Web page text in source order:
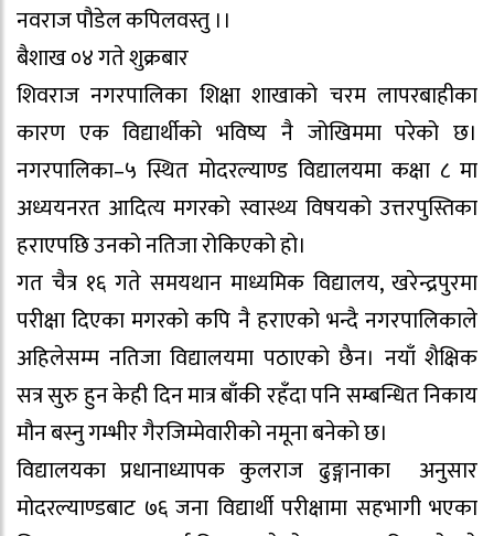
नवराज पौडेल कपिलवस्तु ।।
बैशाख ०४ गते शुक्रबार
शिवराज नगरपालिका शिक्षा शाखाको चरम लापरबाहीका
कारण एक विद्यार्थीको भविष्य नै जोखिममा परेको छ।
नगरपालिका–५ स्थित मोदरल्याण्ड विद्यालयमा कक्षा ८ मा
अध्ययनरत आदित्य मगरको स्वास्थ्य विषयको उत्तरपुस्तिका
हराएपछि उनको नतिजा रोकिएको हो।
गत चैत्र १६ गते समयथान माध्यमिक विद्यालय, खरेन्द्रपुरमा
परीक्षा दिएका मगरको कपि नै हराएको भन्दै नगरपालिकाले
अहिलेसम्म नतिजा विद्यालयमा पठाएको छैन। नयाँ शैक्षिक
सत्र सुरु हुन केही दिन मात्र बाँकी रहँदा पनि सम्बन्धित निकाय
मौन बस्नु गम्भीर गैरजिम्मेवारीको नमूना बनेको छ।
विद्यालयका प्रधानाध्यापक कुलराज ढुङ्गानाका अनुसार
मोदरल्याण्डबाट ७६ जना विद्यार्थी परीक्षामा सहभागी भएका